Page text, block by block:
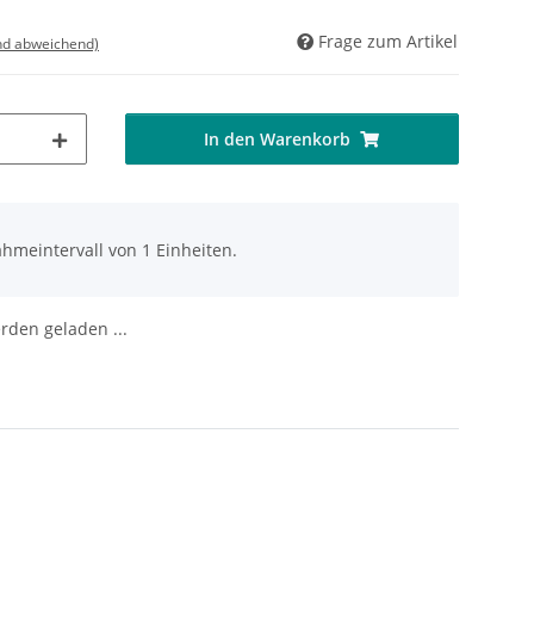
abweichend) Frage zum Artikel
In den Warenkorb
von 1 Einheiten.
geladen ...